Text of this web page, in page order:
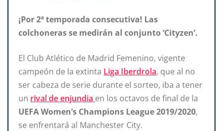
¡Por2ª temporada consecutiva! Las
colchoneras se medirán al conjunto ‘Cityzen’.
El Club Atlético de Madrid Femenino, vigente
campeón de la extinta Liga Iberdrola, que al no
ser cabeza de serie durante el sorteo, iba a tener
un rival de enjundia en los octavos de final de la
UEFA Women’s Champions League 2019/2020,
se enfrentará al Manchester City.